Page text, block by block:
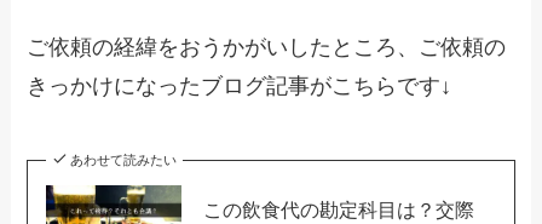
ご依頼の経緯をおうかがいしたところ、ご依頼の
きっかけになったブログ記事がこちらです↓
あわせて読みたい
この飲食代の勘定科目は？交際